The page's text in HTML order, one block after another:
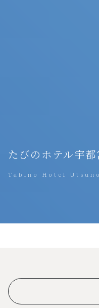
たびのホテル宇
Tabino Hotel